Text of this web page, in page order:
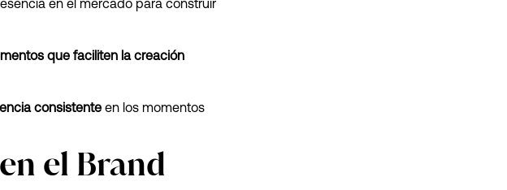
en el mercado para construir
que faciliten la creación
consistente en los momentos
el Brand